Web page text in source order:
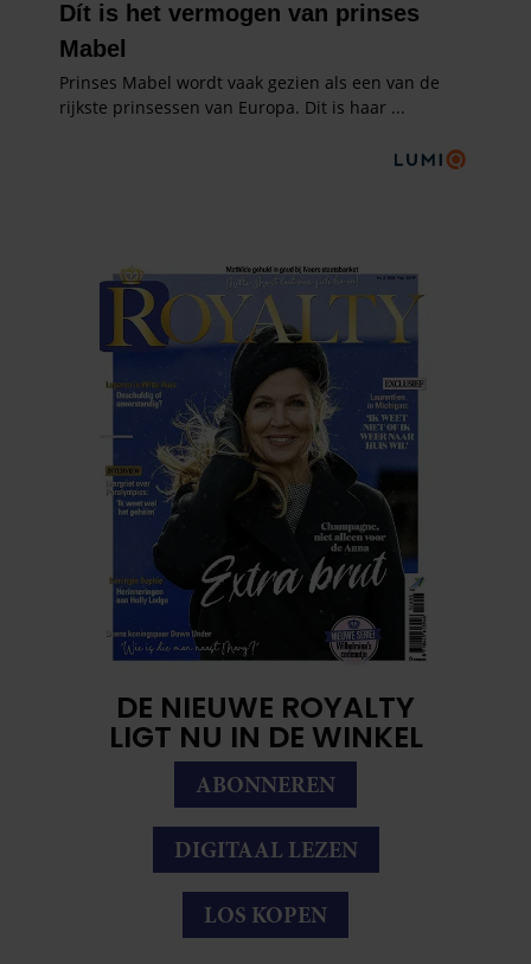
DE NIEUWE ROYALTY
LIGT NU IN DE WINKEL
ABONNEREN
DIGITAAL LEZEN
LOS KOPEN